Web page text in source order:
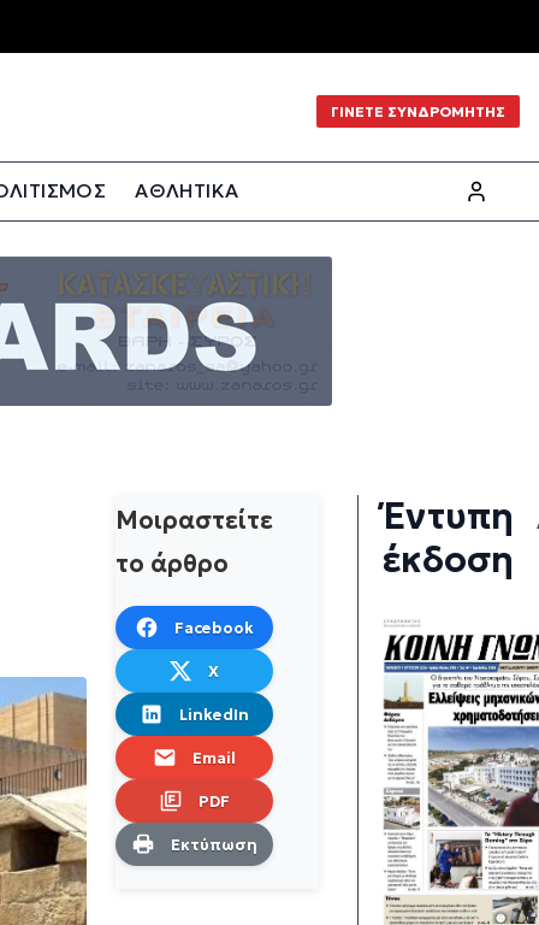
ΓΙΝΕΤΕ ΣΥΝΔΡΟΜΗΤΗΣ
ΑΘΛΗΤΙΚΑ
Μοιραστείτε
το άρθρο
Facebook
X
LinkedIn
Email
PDF
Εκτύπωση
Έντυπη
έκδοση